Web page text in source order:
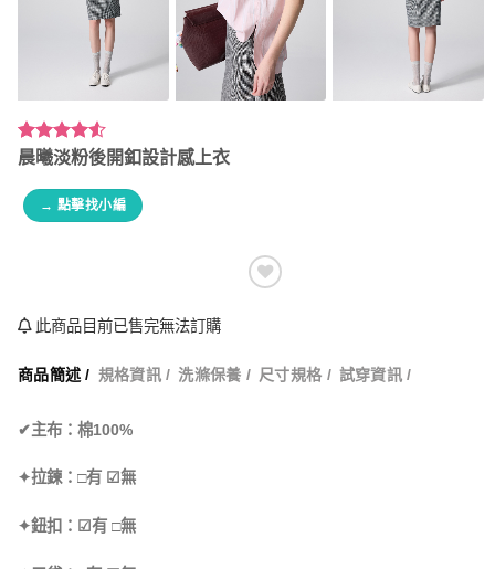
評分4.50
2
位顧客進
行評分
晨曦淡粉後開釦設計感上衣
→ 點擊找小編
此商品目前已售完無法訂購
商品簡述 / 規格資訊 / 洗滌保養 / 尺寸規格 / 試穿資訊 /
✔主布：棉100%
✦拉鍊：□有 ☑無
✦鈕扣：☑有 □無